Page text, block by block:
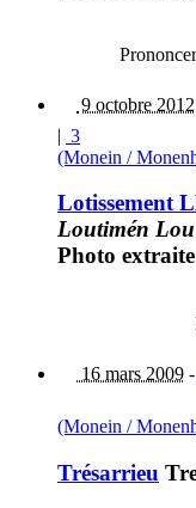
9 octobre 2012
| 3
(Monein /
Lotissement
Loutimén
Photo
16 mars 2009 -
(Monein /
Trésarrieu